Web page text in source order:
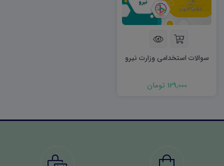
سوالات استخدامی وزارت نیرو
129,000 تومان